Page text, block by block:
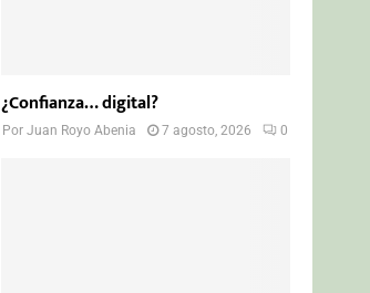
¿Confianza… digital?
PorJuan Royo Abenia 7 agosto, 2026 0